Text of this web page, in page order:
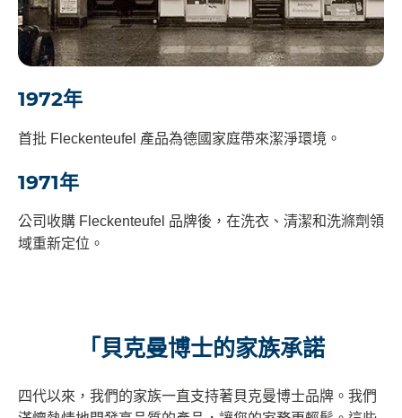
1972年
首批 Fleckenteufel 產品為德國家庭帶來潔淨環境。
1971年
公司收購 Fleckenteufel 品牌後，在洗衣、清潔和洗滌劑領
域重新定位。
「貝克曼博士的家族承諾
四代以來，我們的家族一直支持著貝克曼博士品牌。我們